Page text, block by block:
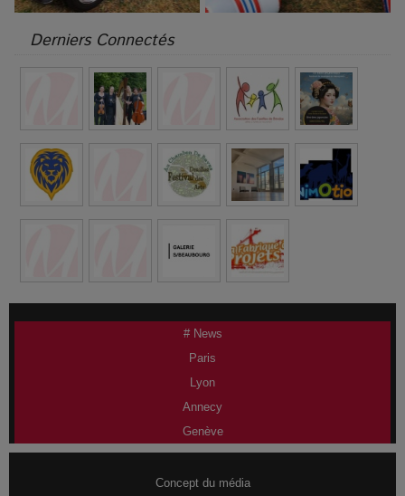
Derniers Connectés
# News
Paris
Lyon
Annecy
Genève
Concept du média